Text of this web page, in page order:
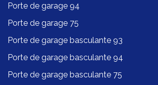
Porte de garage 94
Porte de garage 75
Porte de garage basculante 93
Porte de garage basculante 94
Porte de garage basculante 75